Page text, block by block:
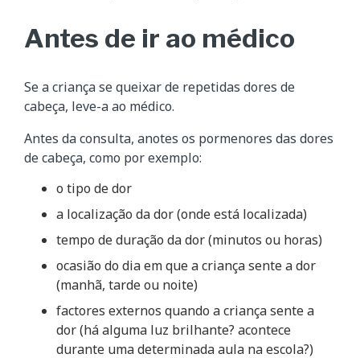
Antes de ir ao médico
Se a criança se queixar de repetidas dores de
cabeça, leve-a ao médico.
Antes da consulta, anotes os pormenores das dores
de cabeça, como por exemplo:
o tipo de dor
a localização da dor (onde está localizada)
tempo de duração da dor (minutos ou horas)
ocasião do dia em que a criança sente a dor
(manhã, tarde ou noite)
factores externos quando a criança sente a
dor (há alguma luz brilhante? acontece
durante uma determinada aula na escola?)